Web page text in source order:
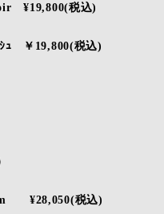
¥19,800(税込)
ｭ ￥19,800(税込)
¥28,050(税込)